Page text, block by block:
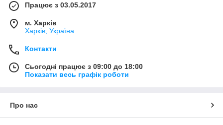
Працює з 03.05.2017
м. Харків
Харків, Україна
Контакти
Сьогодні працює з 09:00 до 18:00
Показати весь графік роботи
Про нас